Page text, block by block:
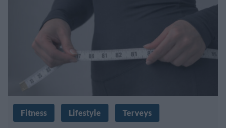
Fitness Lifestyle Terveys